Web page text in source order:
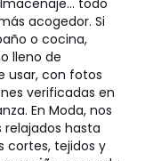
acogedor. Si
o cocina,
lleno de
usar, con fotos
verificadas en
En Moda, nos
hasta
cortes, tejidos y